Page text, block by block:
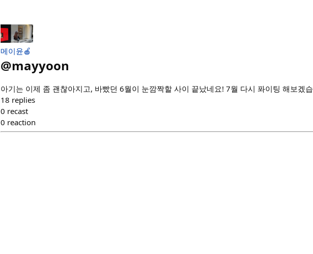
메이윤🍎
@mayyoon
아기는 이제 좀 괜찮아지고, 바빴던 6월이 눈깜짝할 사이 끝났네요! 7월 다시 퐈이팅 해보겠
18 replies
0 recast
0 reaction